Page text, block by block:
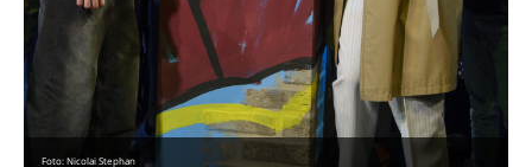
Foto: Nicolai Stephan